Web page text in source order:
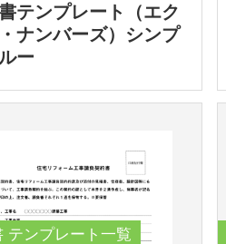
テンプレート（エク
ナンバーズ）シンプ
ー
テンプレート一覧